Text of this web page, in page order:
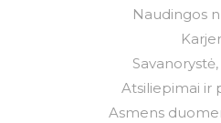
Naudingos
Atsiliepimai ir
Asmens